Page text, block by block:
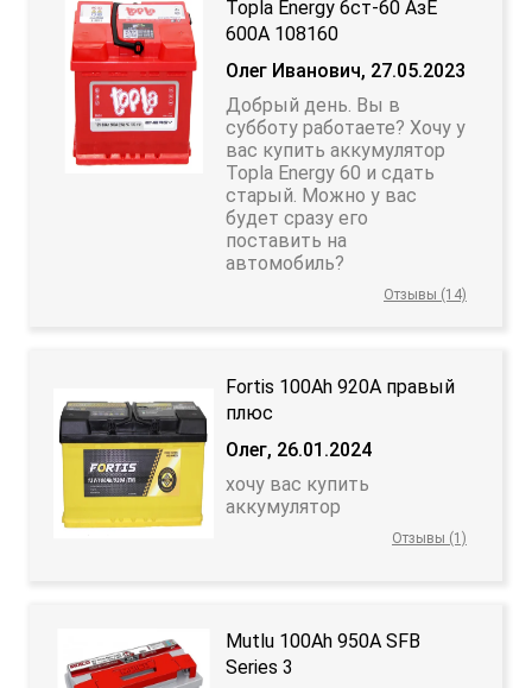
Topla Energy 6ст-60 АзЕ
600A 108160
Олег Иванович, 27.05.2023
Добрый день. Вы в
субботу работаете? Хочу у
вас купить аккумулятор
Topla Energy 60 и сдать
старый. Можно у вас
будет сразу его
поставить на
автомобиль?
Отзывы (14)
Fortis 100Ah 920A правый
плюс
Олег, 26.01.2024
хочу вас купить
аккумулятор
Отзывы (1)
Mutlu 100Ah 950A SFB
Series 3